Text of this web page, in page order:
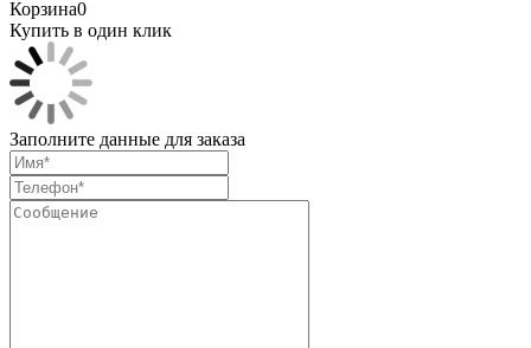
Корзина0
Купить в один клик
Заполните данные для заказа